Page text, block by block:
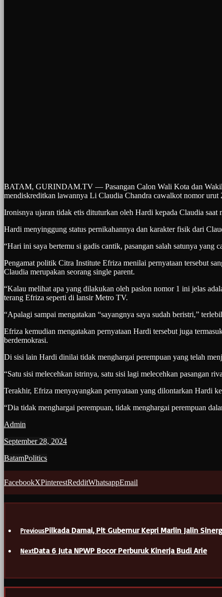
BATAM, GURINDAM.TV — Pasangan Calon Wali Kota dan
mendiskreditkan lawannya Li Claudia Chandra cawalkot nomor urut
Ironisnya ujaran tidak etis dituturkan oleh Hardi kepada Claudia
Hardi menyinggung status pernikahannya dan karakter fisik dari
“Hari ini saya bertemu si gadis cantik, pasangan salah satunya
Pengamat politik Citra Institute Efriza menilai pernyataan tersebut
Claudia merupakan seorang single parent.
“Kalau melihat apa yang dilakukan oleh paslon nomor 1 ini jelas
terang Efriza seperti di lansir Metro TV.
“Apalagi sampai mengatakan “sayangnya saya sudah beristri,”
Efriza kemudian mengatakan pernyataan Hardi tersebut juga
berdemokrasi.
Di sisi lain Hardi dinilai tidak menghargai perempuan yang telah
“Satu sisi melecehkan istrinya, satu sisi lagi melecehkan pasangan
Terakhir, Efriza menyayangkan pernyataan yang dilontarkan Hardi
“Dia tidak menghargai perempuan, tidak menghargai perempuan
Admin
September 28, 2024
BatamPolitics
FacebookXPinterestRedditWhatsappEmail
PreviousPilkada Damai, Plt Gubernur Kepri Marlin Jalin
NextData 6 Juta NPWP Bocor Perburuk Kinerja Budi Arie